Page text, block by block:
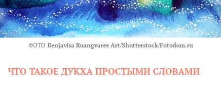
ФОТО Benjavisa Ruangvaree Art/Shutterstock/Fotodom.ru
ЧТО ТАКОЕ ДУКХА ПРОСТЫМИ СЛОВАМИ